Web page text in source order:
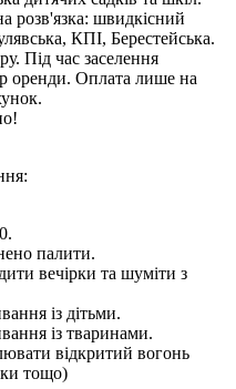
розв'язка: швидкісний
КПІ, Берестейська.
Під час заселення
оренди. Оплата лише на
палити.
вечірки та шуміти з
із дітьми.
із тваринами.
відкритий вогонь
тощо)